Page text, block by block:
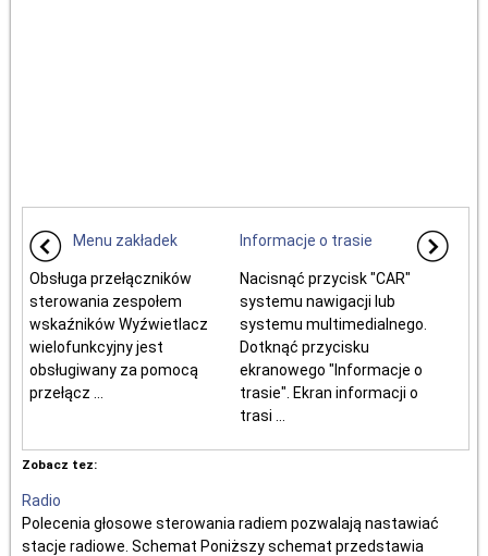
Menu zakładek
Obsługa przełączników
sterowania zespołem
wskaźników Wyźwietlacz
wielofunkcyjny jest
obsługiwany za pomocą
przełącz ...
Informacje o trasie
Nacisnąć przycisk "CAR"
systemu nawigacji lub
systemu multimedialnego.
Dotknąć przycisku
ekranowego "Informacje o
trasie". Ekran informacji o
trasi ...
Zobacz tez:
Radio
Polecenia głosowe sterowania radiem pozwalają nastawiać
stacje radiowe. Schemat Poniższy schemat przedstawia